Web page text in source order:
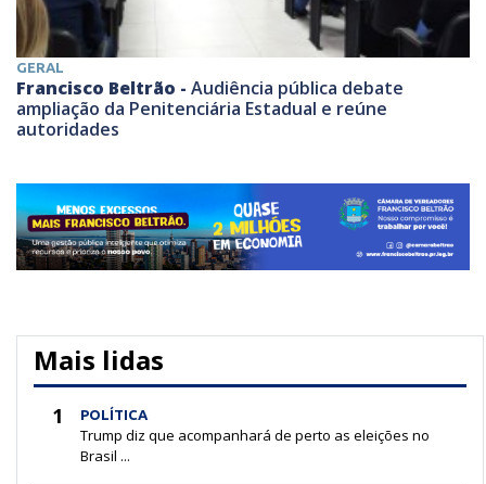
GERAL
Francisco Beltrão - Audiência pública debate
ampliação da Penitenciária Estadual e reúne
autoridades
Mais lidas
1 POLÍTICA
Trump diz que acompanhará de perto as eleições no
Brasil ...